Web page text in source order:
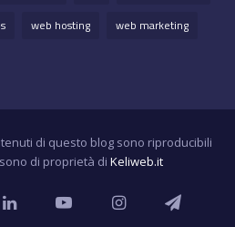
web hosting
web marketing
di questo blog sono riproducibili
di proprietà di Keliweb.it
LinkedInYouTubeInstagram